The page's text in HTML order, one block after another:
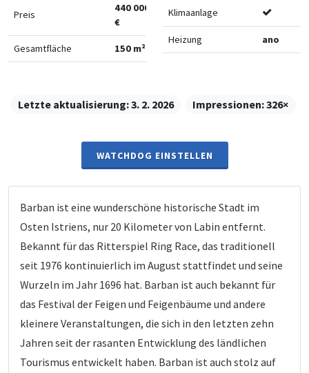
Preis
440 000
€
Gesamtfläche 150 m²
Klimaanlage
Heizung ano
Letzte aktualisierung:3. 2. 2026 Impressionen:326×
WATCHDOG EINSTELLEN
Barban ist eine wunderschöne historische Stadt im
Osten Istriens, nur 20 Kilometer von Labin entfernt.
Bekannt für das Ritterspiel Ring Race, das traditionell
seit 1976 kontinuierlich im August stattfindet und seine
Wurzeln im Jahr 1696 hat. Barban ist auch bekannt für
das Festival der Feigen und Feigenbäume und andere
kleinere Veranstaltungen, die sich in den letzten zehn
Jahren seit der rasanten Entwicklung des ländlichen
Tourismus entwickelt haben. Barban ist auch stolz auf